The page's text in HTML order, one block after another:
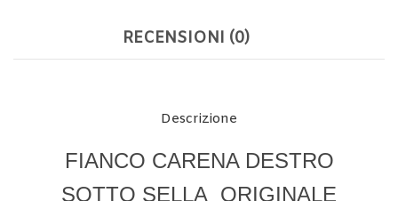
RECENSIONI (0)
Descrizione
FIANCO CARENA DESTRO
SOTTO SELLA ORIGINALE